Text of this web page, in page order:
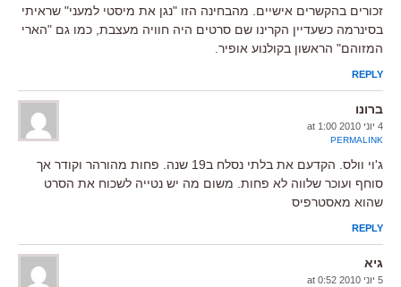
זכורים בהקשרים אישיים. מהבחינה הזו "נגן את מיסטי למעני" שראיתי
בסינרמה כשעדיין הקרינו שם סרטים היה חוויה מעצבת, כמו גם "הארי
המזוהם" הראשון בקולנוע אופיר.
REPLY
ברונו
4 יוני 2010 at 1:00
PERMALINK
ג'וי וולס. הקדעם את בלתי נסלח ב19 שנה. פחות מהורהר וקודר אך
סוחף ועוכר שלווה לא פחות. משום מה יש נטייה לשכוח את הסרט
שהוא מאסטרפיס
REPLY
גיא
5 יוני 2010 at 0:52